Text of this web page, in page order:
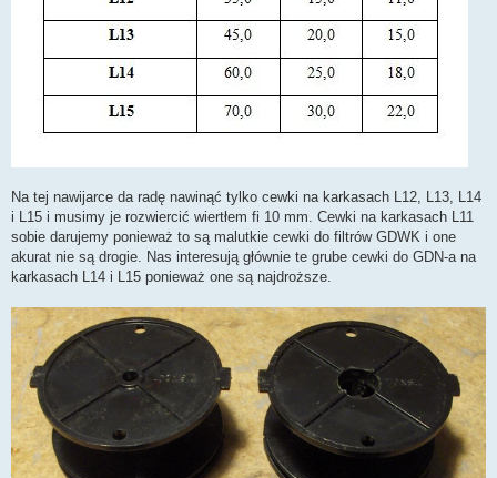
Na tej nawijarce da radę nawinąć tylko cewki na karkasach L12, L13, L14
i L15 i musimy je rozwiercić wiertłem fi 10 mm. Cewki na karkasach L11
sobie darujemy ponieważ to są malutkie cewki do filtrów GDWK i one
akurat nie są drogie. Nas interesują głównie te grube cewki do GDN-a na
karkasach L14 i L15 ponieważ one są najdroższe.